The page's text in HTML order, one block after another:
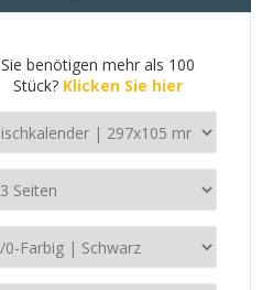
Sie benötigen mehr als 100
Stück? Klicken Sie hier